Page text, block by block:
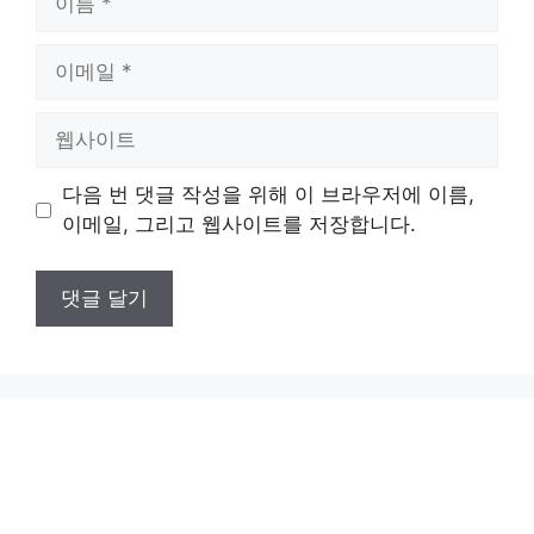
트
다음 번 댓글 작성을 위해 이 브라우저에 이름,
이메일, 그리고 웹사이트를 저장합니다.